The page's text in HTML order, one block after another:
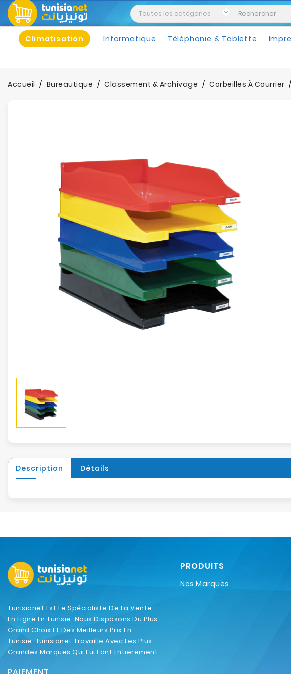
Climatisation Informatique Téléphonie & Tablette
Accueil Bureautique Classement & Archivage Corbeilles À Courrier
Description Détails
Tunisianet Est Le Spécialiste De La Vente
En Ligne En Tunisie. Nous Disposons Du Plus
Grand Choix Et Des Meilleurs Prix En
Tunisie. Tunisianet Travaille Avec Les Plus
Grandes Marques Qui Lui Font Entièrement
PRODUITS
Nos Marques